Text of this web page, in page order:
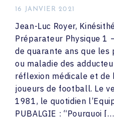
16 JANVIER 2021
Jean-Luc Royer,
Préparateur Physique 1
de quarante ans que les
ou maladie des
réflexion médicale et de
joueurs de football. Le
1981, le quotidien
PUBALGIE : “Pourquoi